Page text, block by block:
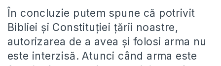
În concluzie putem spune că potrivit
Bibliei și Constituției țării noastre,
autorizarea de a avea și folosi arma nu
este interzisă. Atunci când arma este